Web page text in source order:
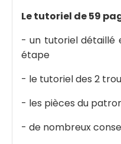
Le tutoriel de 59
- un tutoriel détaillé
étape
- le tutoriel des 2
- les pièces du
- de nombreux